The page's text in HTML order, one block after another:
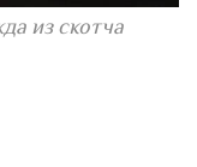
из скотча